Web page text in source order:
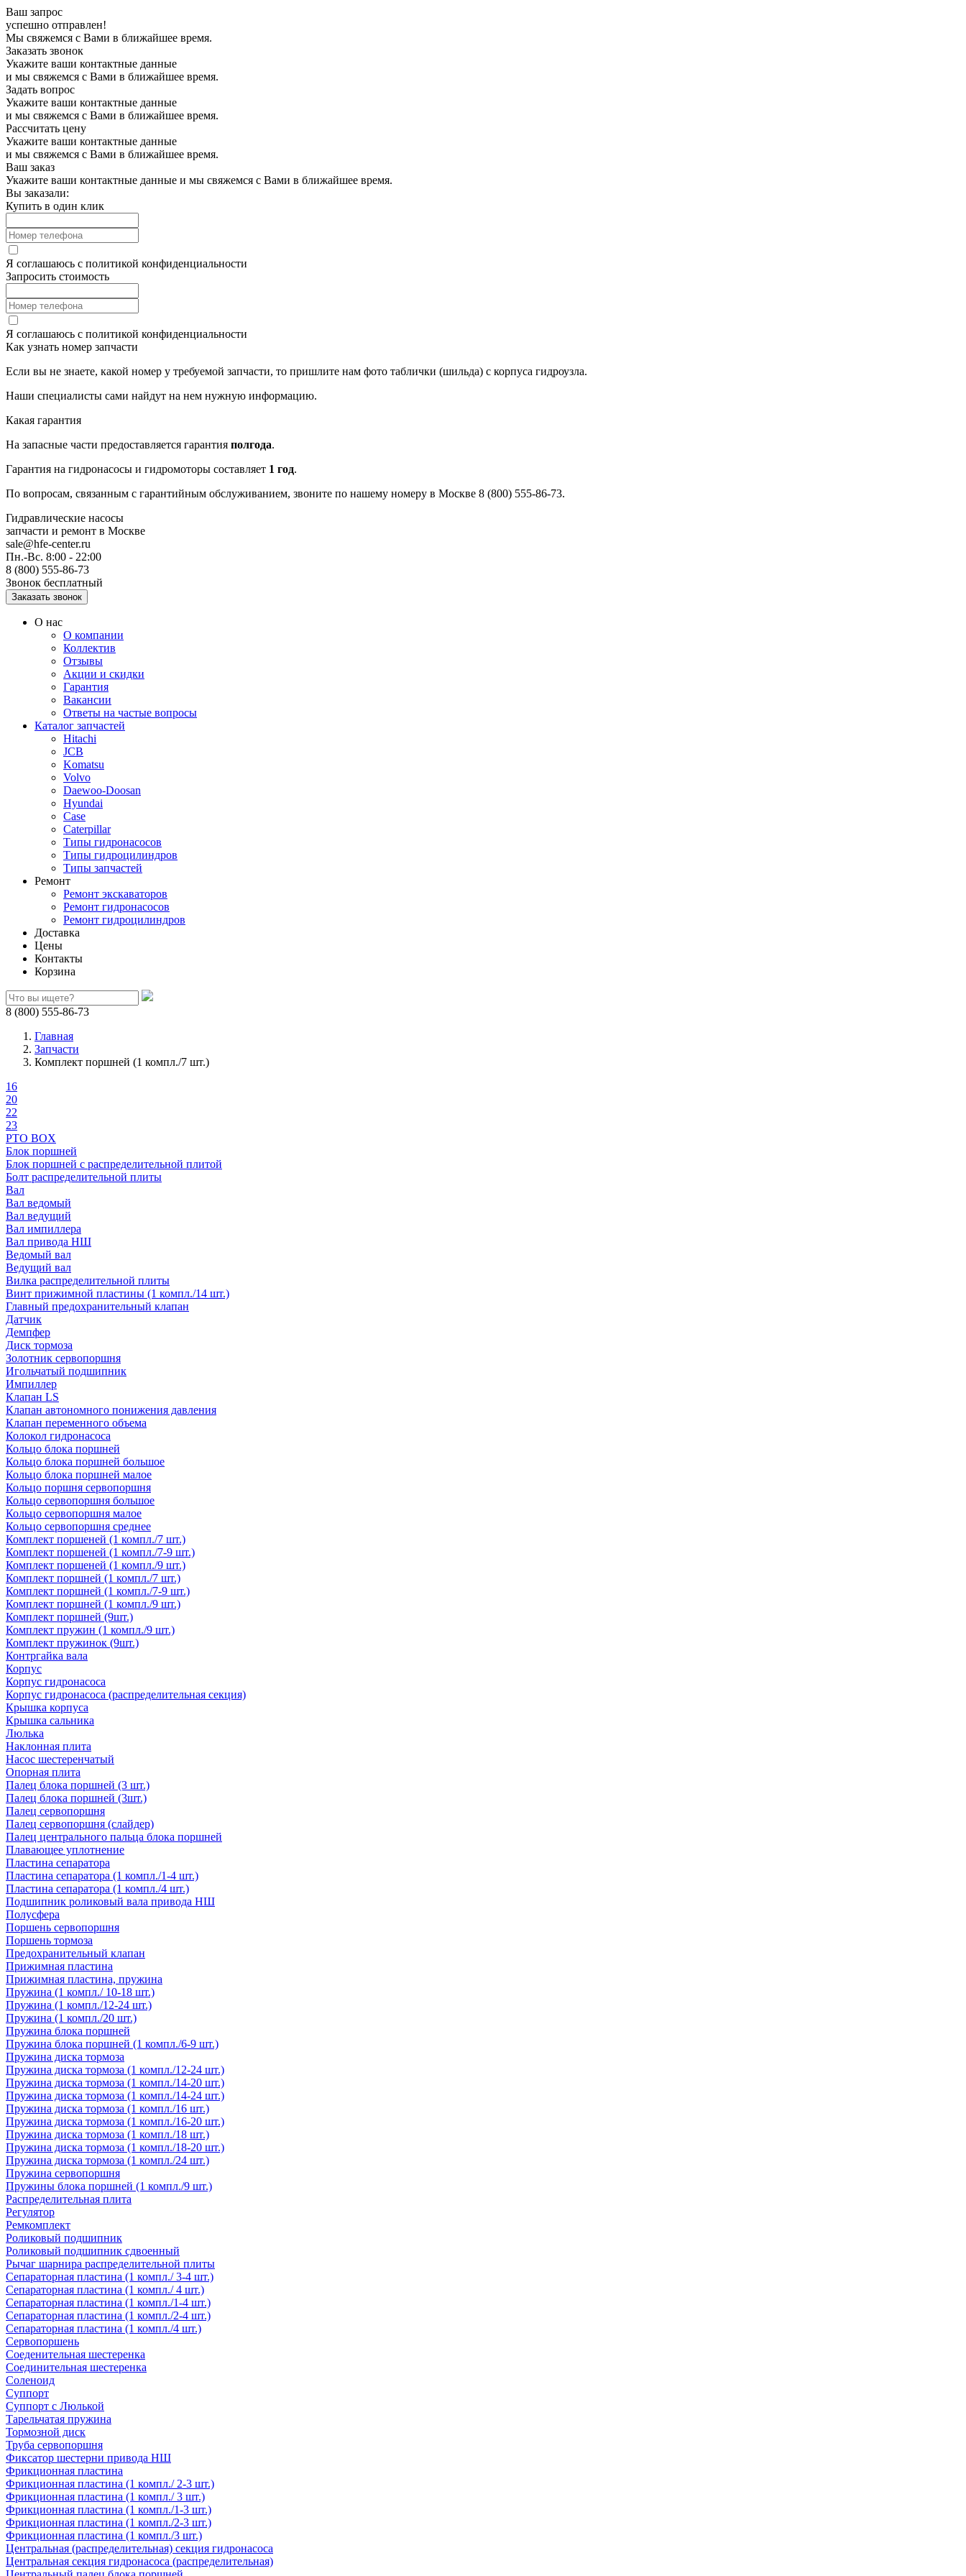
Ваш запрос
успешно отправлен!
Мы свяжемся с Вами в ближайшее время.
Заказать звонок
Укажите ваши контактные данные
и мы свяжемся с Вами в ближайшее время.
Задать вопрос
Укажите ваши контактные данные
и мы свяжемся с Вами в ближайшее время.
Рассчитать цену
Укажите ваши контактные данные
и мы свяжемся с Вами в ближайшее время.
Ваш заказ
Укажите ваши контактные данные и мы свяжемся с Вами в ближайшее время.
Вы заказали:
Купить в один клик
Я соглашаюсь с политикой конфиденциальности
Запросить стоимость
Я соглашаюсь с политикой конфиденциальности
Как узнать номер запчасти
Если вы не знаете, какой номер у требуемой запчасти, то пришлите нам фото таблички (шильда) с корпуса гидроузла.
Наши специалисты сами найдут на нем нужную информацию.
Какая гарантия
На запасные части предоставляется гарантия полгода.
Гарантия на гидронасосы и гидромоторы составляет 1 год.
По вопросам, связанным с гарантийным обслуживанием, звоните по нашему номеру в Москве 8 (800) 555-86-73.
Гидравлические насосы
запчасти и ремонт в Москве
sale@hfe-center.ru
Пн.-Вс. 8:00 - 22:00
8 (800) 555-86-73
Звонок бесплатный
О нас
О компании
Коллектив
Отзывы
Акции и скидки
Гарантия
Вакансии
Ответы на частые вопросы
Каталог запчастей
Hitachi
JCB
Komatsu
Volvo
Daewoo-Doosan
Hyundai
Case
Caterpillar
Типы гидронасосов
Типы гидроцилиндров
Типы запчастей
Ремонт
Ремонт экскаваторов
Ремонт гидронасосов
Ремонт гидроцилиндров
Доставка
Цены
Контакты
Корзина
8 (800) 555-86-73
Главная
Запчасти
Комплект поршней (1 компл./7 шт.)
16
20
22
23
PTO BOX
Блок поршней
Блок поршней c распределительной плитой
Болт распределительной плиты
Вал
Вал ведомый
Вал ведущий
Вал импиллера
Вал привода НШ
Ведомый вал
Ведущий вал
Вилка распределительной плиты
Винт прижимной пластины (1 компл./14 шт.)
Главный предохранительный клапан
Датчик
Демпфер
Диск тормоза
Золотник сервопоршня
Игольчатый подшипник
Импиллер
Клапан LS
Клапан автономного понижения давления
Клапан переменного объема
Колокол гидронасоса
Кольцо блока поршней
Кольцо блока поршней большое
Кольцо блока поршней малое
Кольцо поршня сервопоршня
Кольцо сервопоршня большое
Кольцо сервопоршня малое
Кольцо сервопоршня среднее
Комплект поршеней (1 компл./7 шт.)
Комплект поршеней (1 компл./7-9 шт.)
Комплект поршеней (1 компл./9 шт.)
Комплект поршней (1 компл./7 шт.)
Комплект поршней (1 компл./7-9 шт.)
Комплект поршней (1 компл./9 шт.)
Комплект поршней (9шт.)
Комплект пружин (1 компл./9 шт.)
Комплект пружинок (9шт.)
Контргайка вала
Корпус
Корпус гидронасоса
Корпус гидронасоса (распределительная секция)
Крышка корпуса
Крышка сальника
Люлька
Наклонная плита
Насос шестеренчатый
Опорная плита
Палец блока поршней (3 шт.)
Палец блока поршней (3шт.)
Палец сервопоршня
Палец сервопоршня (слайдер)
Палец центрального пальца блока поршней
Плавающее уплотнение
Пластина сепаратора
Пластина сепаратора (1 компл./1-4 шт.)
Пластина сепаратора (1 компл./4 шт.)
Подшипник роликовый вала привода НШ
Полусфера
Поршень сервопоршня
Поршень тормоза
Предохранительный клапан
Прижимная пластина
Прижимная пластина, пружина
Пружина (1 компл./ 10-18 шт.)
Пружина (1 компл./12-24 шт.)
Пружина (1 компл./20 шт.)
Пружина блока поршней
Пружина блока поршней (1 компл./6-9 шт.)
Пружина диска тормоза
Пружина диска тормоза (1 компл./12-24 шт.)
Пружина диска тормоза (1 компл./14-20 шт.)
Пружина диска тормоза (1 компл./14-24 шт.)
Пружина диска тормоза (1 компл./16 шт.)
Пружина диска тормоза (1 компл./16-20 шт.)
Пружина диска тормоза (1 компл./18 шт.)
Пружина диска тормоза (1 компл./18-20 шт.)
Пружина диска тормоза (1 компл./24 шт.)
Пружина сервопоршня
Пружины блока поршней (1 компл./9 шт.)
Распределительная плита
Регулятор
Ремкомплект
Роликовый подшипник
Роликовый подшипник сдвоенный
Рычаг шарнира распределительной плиты
Сепараторная пластина (1 компл./ 3-4 шт.)
Сепараторная пластина (1 компл./ 4 шт.)
Сепараторная пластина (1 компл./1-4 шт.)
Сепараторная пластина (1 компл./2-4 шт.)
Сепараторная пластина (1 компл./4 шт.)
Сервопоршень
Соеденительная шестеренка
Соединительная шестеренка
Соленоид
Суппорт
Суппорт с Люлькой
Тарельчатая пружина
Тормозной диск
Труба сервопоршня
Фиксатор шестерни привода НШ
Фрикционная пластина
Фрикционная пластина (1 компл./ 2-3 шт.)
Фрикционная пластина (1 компл./ 3 шт.)
Фрикционная пластина (1 компл./1-3 шт.)
Фрикционная пластина (1 компл./2-3 шт.)
Фрикционная пластина (1 компл./3 шт.)
Центральная (распределительная) секция гидронасоса
Центральная секция гидронасоса (распределительная)